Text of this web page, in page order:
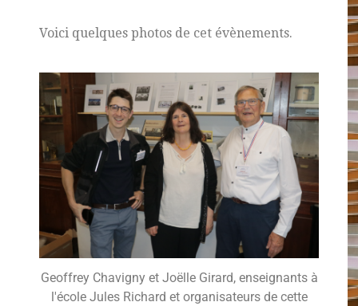
Voici quelques photos de cet évènements.
Geoffrey Chavigny et Joëlle Girard, enseignants à
l'école Jules Richard et organisateurs de cette